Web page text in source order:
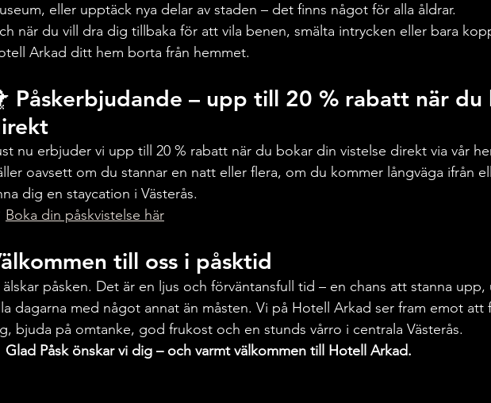
eller upptäck nya delar av staden – det finns något för alla åldrar.
när du vill dra dig tillbaka för att vila benen, smälta intrycken eller bara
Arkad ditt hem borta från hemmet.
Påskerbjudande – upp till 20 % rabatt när du
nu erbjuder vi upp till 20 % rabatt när du bokar din vistelse direkt via vår
oavsett om du stannar en natt eller flera, om du kommer långväga ifrån
dig en staycation i Västerås.
Boka din påskvistelse här
till oss i påsktid
älskar påsken. Det är en ljus och förväntansfull tid – en chans att stanna upp,
dagarna med något annat än måsten. Vi på Hotell Arkad ser fram emot att
bjuda på omtanke, god frukost och en stunds vårro i centrala Västerås.
Glad Påsk önskar vi dig – och varmt välkommen till Hotell Arkad.